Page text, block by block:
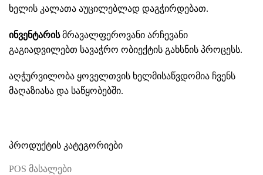
პროდუქტის კატეგორიები
POS მასალები
ხელის კალათა აუცილებლად დაგჭირდებათ.
ინვენტარისმრავალფეროვანი არჩევანი
გაგიადვილებთ სავაჭრო ობიექტის გახსნის პროცესს.
აღჭურვილობა ყოველთვის ხელმისაწვდომია ჩვენს
მაღაზიასა და საწყობებში.